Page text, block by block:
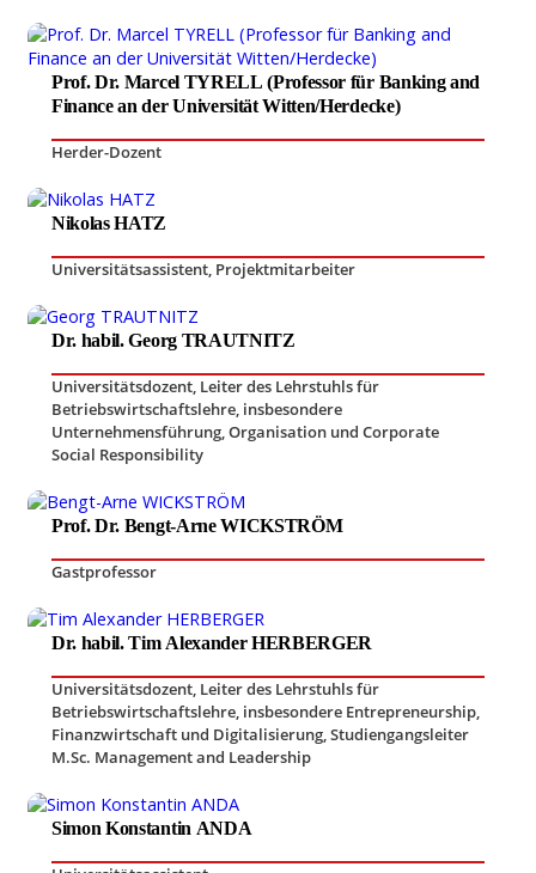
Prof. Dr. Marcel TYRELL (Professor für Banking and
Finance an der Universität Witten/Herdecke)
Herder-Dozent
Nikolas HATZ
Universitätsassistent, Projektmitarbeiter
Dr. habil. Georg TRAUTNITZ
Universitätsdozent, Leiter des Lehrstuhls für
Betriebswirtschaftslehre, insbesondere
Unternehmensführung, Organisation und Corporate
Social Responsibility
Prof. Dr. Bengt-Arne WICKSTRÖM
Gastprofessor
Dr. habil. Tim Alexander HERBERGER
Universitätsdozent, Leiter des Lehrstuhls für
Betriebswirtschaftslehre, insbesondere Entrepreneurship,
Finanzwirtschaft und Digitalisierung,Studiengangsleiter
M.Sc. Management and Leadership
Simon Konstantin ANDA